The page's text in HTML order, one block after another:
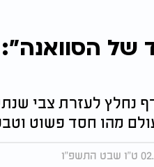
הסוואנה":
נחלץ לעזרת צבי
מהו חסד פשוט
התשפ"ו